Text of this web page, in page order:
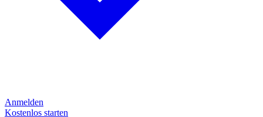
Anmelden
Kostenlos starten